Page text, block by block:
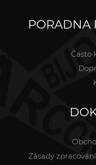
PORADNA
Často
Zásady